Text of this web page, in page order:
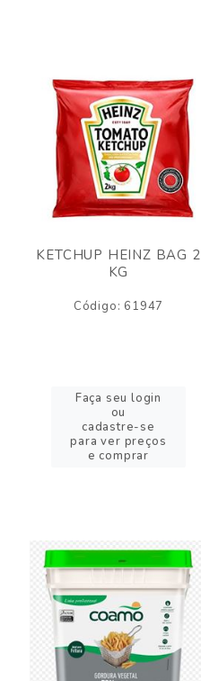
KETCHUP HEINZ BAG 2
KG
Código: 61947
Faça seu login
ou
cadastre-se
para ver preços
e comprar